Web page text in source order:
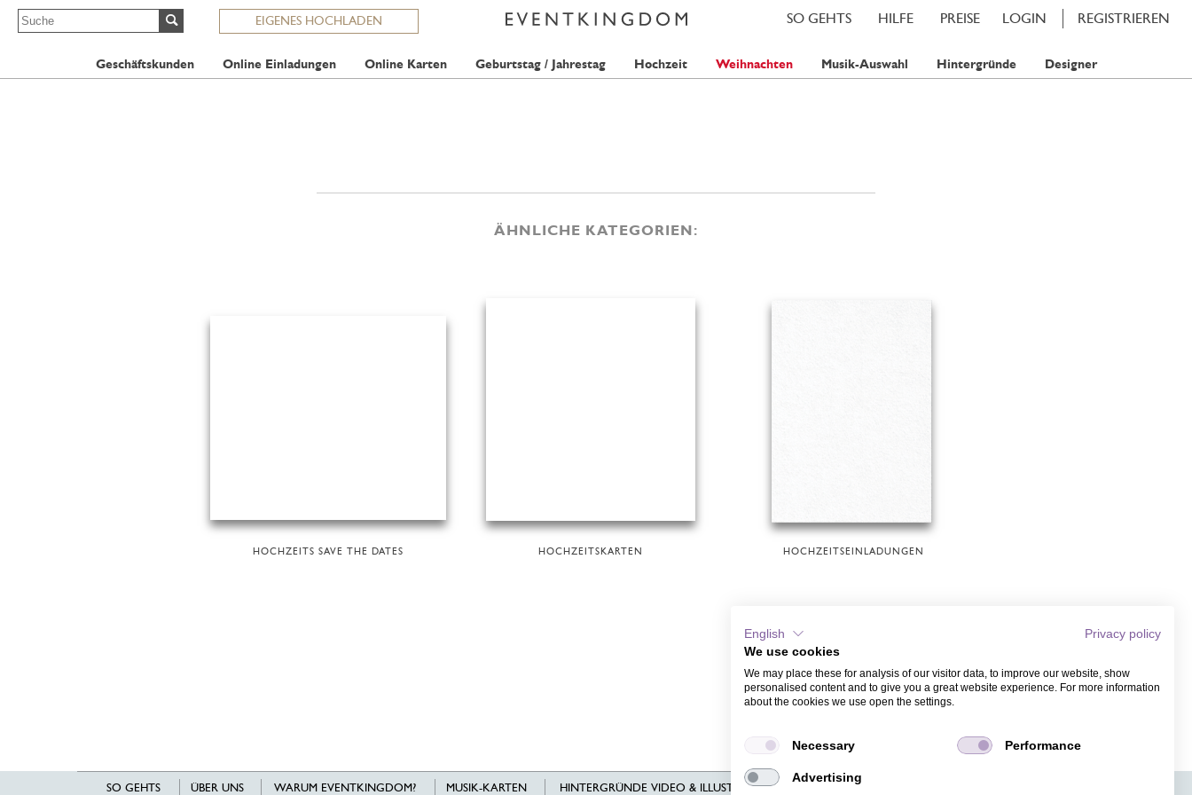
EIGENES HOCHLADEN LOGIN REGISTRIEREN
PREISE
HILFE
SO GEHTS
Geschäftskunden Online Einladungen Online Karten Geburtstag / Jahrestag Hochzeit Weihnachten Musik-Auswahl Hintergründe Designer
ÄHNLICHE KATEGORIEN:
HOCHZEITS SAVE THE DATES HOCHZEITSKARTEN HOCHZEITSEINLADUNGEN
SO GEHTS ÜBER UNS WARUM EVENTKINGDOM? MUSIK-KARTEN HINTERGRÜNDE VIDEO & ILLUSTRATIONEN
English
Privacy policy
We use cookies
We may place these for analysis of our visitor data, to improve our website, show
personalised content and to give you a great website experience. For more information
about the cookies we use open the settings.
Necessary Performance
Advertising